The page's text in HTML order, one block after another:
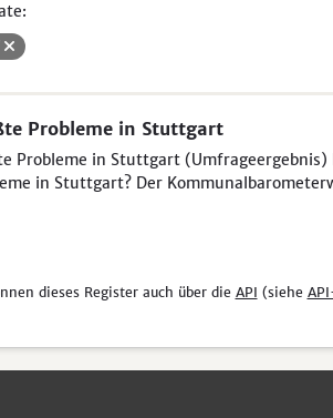
Probleme in Stuttgart
Probleme in Stuttgart
in Stuttgart? Der
dieses Register auch über die API (siehe